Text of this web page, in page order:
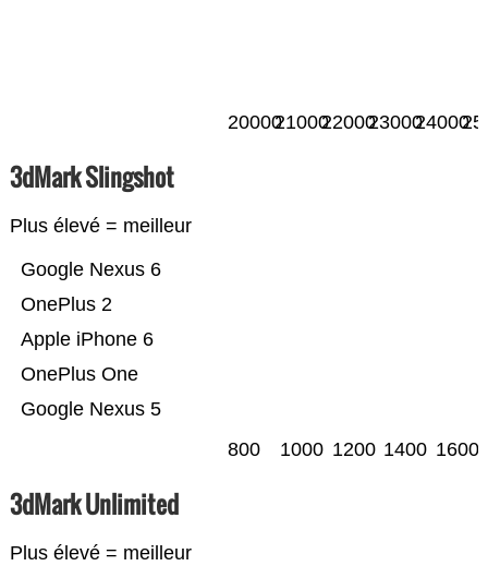
2000021000220002300024000
3dMark Slingshot
Plus élevé = meilleur
Google Nexus 5
OnePlus One
Apple iPhone 6
OnePlus 2
Google Nexus 6
800 1000 1200 1400 1600
3dMark Unlimited
Plus élevé = meilleur